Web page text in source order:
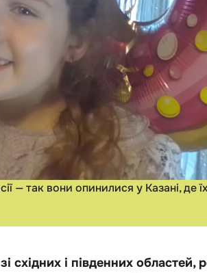
— так вони опинилися у Казані, де
східних і південних областей,